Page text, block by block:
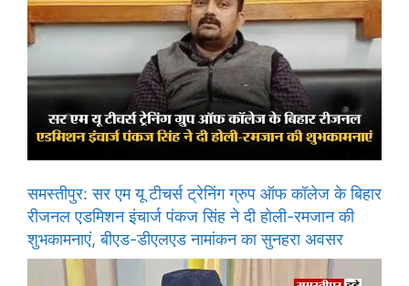
समस्तीपुर: सर एम यू टीचर्स ट्रेनिंग ग्रुप ऑफ कॉलेज के बिहार
रीजनल एडमिशन इंचार्ज पंकज सिंह ने दी होली-रमजान की
शुभकामनाएं, बीएड-डीएलएड नामांकन का सुनहरा अवसर